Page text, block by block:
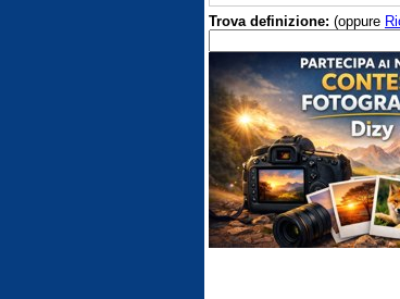
Trova definizione: (oppure